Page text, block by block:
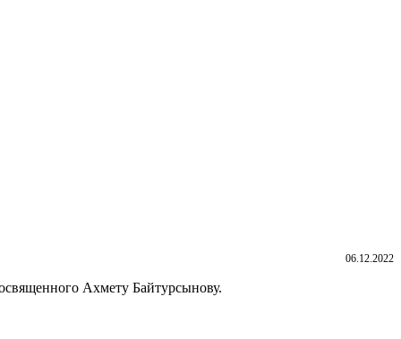
06.12.2022
Ахмету Байтурсынову.